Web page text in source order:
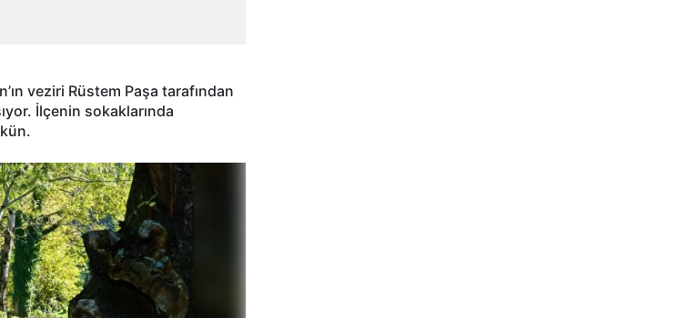
veziri Rüstem Paşa tarafından
İlçenin sokaklarında